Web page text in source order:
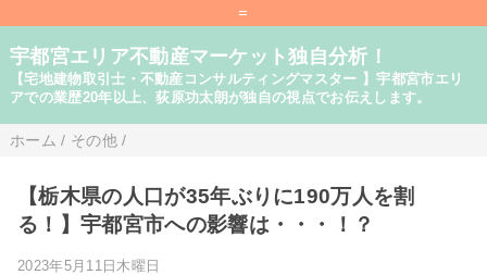
=
宇都宮エリア不動産マーケット独自分析！
【宅地建物取引士・不動産コンサルティングマスター 】宇都宮市エリ
アでの業歴20年以上、荻原功太朗が独自の視点でお伝えします。
ホーム / その他/
【栃木県の人口が35年ぶりに190万人を割
る！】宇都宮市への影響は・・・！？
2023年5月11日木曜日